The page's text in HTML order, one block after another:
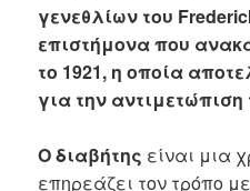
γενεθλίων του
επιστήμονα που
το 1921, η οποία
για την αντιμετώπιση
Ο διαβήτης είναι μια
επηρεάζει τον τρόπο